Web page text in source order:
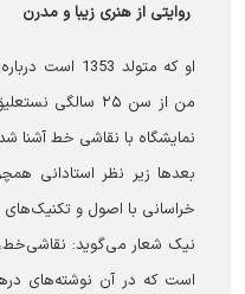
روایتی از هنری زیبا و مدرن
او که متولد
نمایشگاه با نقاشی خط آشنا
بعدها زیر نظر استادانی
خراسانی با اصول و
نیک شعار می‌گوید:
است که در آن نوشته‌های